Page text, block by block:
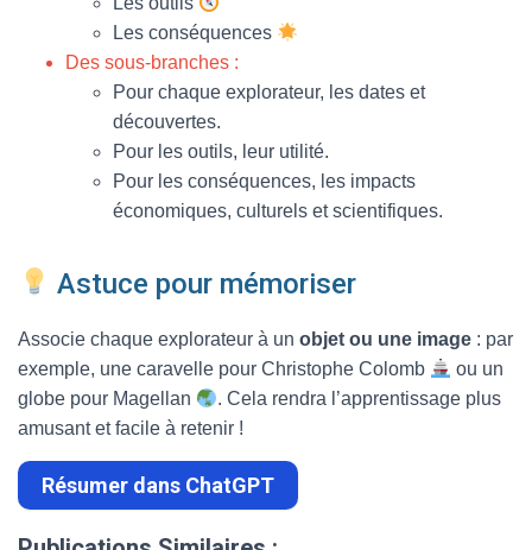
Les conséquences
Des sous-branches :
Pour chaque explorateur, les dates et
découvertes.
Pour les outils, leur utilité.
Pour les conséquences, les impacts
économiques, culturels et scientifiques.
Astuce pour mémoriser
Associe chaque explorateur à un objet ou une image : par
exemple, une caravelle pour Christophe Colomb
ou un
globe pour Magellan
. Cela rendra l’apprentissage plus
amusant et facile à retenir !
Résumer dans ChatGPT